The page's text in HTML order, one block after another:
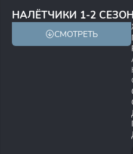
НАЛЁТЧИКИ 1-2
6.5 7.2
СМОТРЕТЬ